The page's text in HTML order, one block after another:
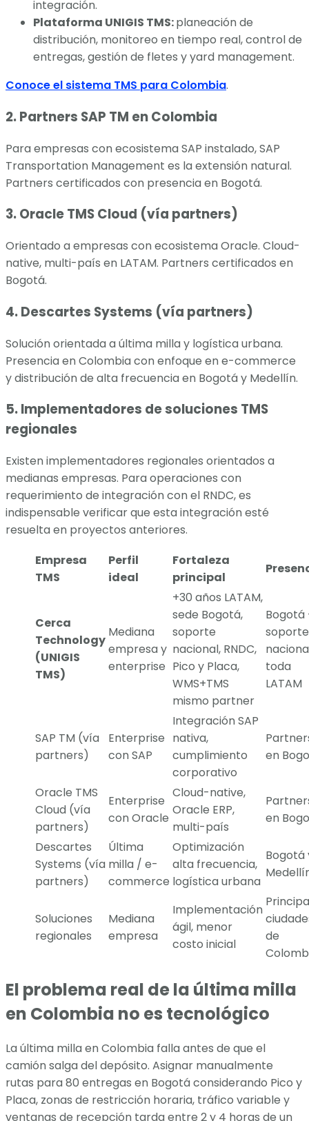
integración.
Plataforma UNIGIS TMS:planeación de
distribución, monitoreo en tiempo real, control de
entregas, gestión de fletes y yard management.
Conoce el sistema TMS para Colombia.
2. Partners SAP TM en Colombia
Para empresas con ecosistema SAP instalado, SAP
Transportation Management es la extensión natural.
Partners certificados con presencia en Bogotá.
3. Oracle TMS Cloud (vía partners)
Orientado a empresas con ecosistema Oracle. Cloud-
native, multi-país en LATAM. Partners certificados en
Bogotá.
4. Descartes Systems (vía partners)
Solución orientada a última milla y logística urbana.
Presencia en Colombia con enfoque en e-commerce
y distribución de alta frecuencia en Bogotá y Medellín.
5. Implementadores de soluciones TMS
regionales
Existen implementadores regionales orientados a
medianas empresas. Para operaciones con
requerimiento de integración con el RNDC, es
indispensable verificar que esta integración esté
resuelta en proyectos anteriores.
Empresa
TMS
Perfil
ideal
Fortaleza
principal
Cerca
Technology
(UNIGIS
TMS)
Mediana
empresa y
enterprise
+30 años LATAM,
sede Bogotá,
soporte
nacional, RNDC,
Pico y Placa,
WMS+TMS
mismo partner
Bogotá
soporte
toda
LATAM
SAP TM (vía
partners)
Enterprise
con SAP
Integración SAP
nativa,
cumplimiento
corporativo
en
Oracle TMS
Cloud (vía
partners)
Enterprise
con Oracle
Cloud-native,
Oracle ERP,
multi-país
en
Descartes
Systems (vía
partners)
Última
milla / e-
commerce
Optimización
alta frecuencia,
logística urbana
Bogotá
Soluciones
regionales
Mediana
empresa
Implementación
ágil, menor
costo inicial
de
El problema real de la última milla
en Colombia no es tecnológico
La última milla en Colombia falla antes de que el
camión salga del depósito. Asignar manualmente
rutas para 80 entregas en Bogotá considerando Pico y
Placa, zonas de restricción horaria, tráfico variable y
ventanas de recepción tarda entre 2 y 4 horas de un